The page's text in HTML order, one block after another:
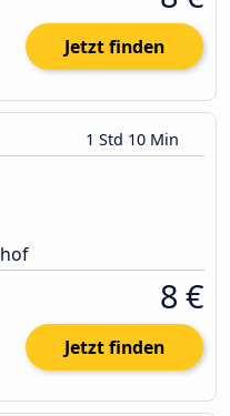
Jetzt finden
1 Std 10 Min
8 €
Jetzt finden